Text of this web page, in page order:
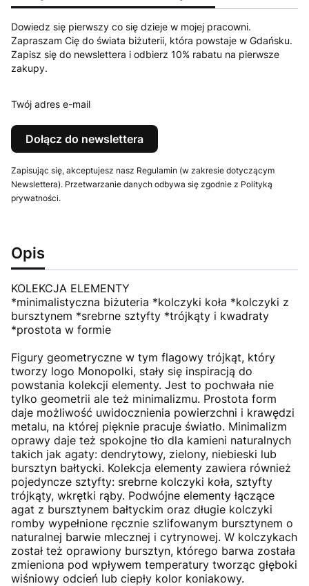
Dowiedz się pierwszy co się dzieje w mojej pracowni.
Zapraszam Cię do świata biżuterii, która powstaje w Gdańsku.
Zapisz się do newslettera i odbierz 10% rabatu na pierwsze
zakupy.
Twój adres e-mail
Dołącz do newslettera
Zapisując się, akceptujesz nasz Regulamin (w zakresie dotyczącym
Newslettera). Przetwarzanie danych odbywa się zgodnie z Polityką
prywatności.
Opis
KOLEKCJA ELEMENTY
*minimalistyczna biżuteria *kolczyki koła *kolczyki z
bursztynem *srebrne sztyfty *trójkąty i kwadraty
*prostota w formie
Figury geometryczne w tym flagowy trójkąt, który
tworzy logo Monopolki, stały się inspiracją do
powstania kolekcji elementy. Jest to pochwała nie
tylko geometrii ale też minimalizmu. Prostota form
daje możliwość uwidocznienia powierzchni i krawędzi
metalu, na której pięknie pracuje światło. Minimalizm
oprawy daje też spokojne tło dla kamieni naturalnych
takich jak agaty: dendrytowy, zielony, niebieski lub
bursztyn bałtycki. Kolekcja elementy zawiera również
pojedyncze sztyfty: srebrne kolczyki koła, sztyfty
trójkąty, wkrętki rąby. Podwójne elementy łączące
agat z bursztynem bałtyckim oraz długie kolczyki
romby wypełnione ręcznie szlifowanym bursztynem o
naturalnej barwie mlecznej i cytrynowej. W kolczykach
został też oprawiony bursztyn, którego barwa została
zmieniona pod wpływem temperatury tworząc głęboki
wiśniowy odcień lub ciepły kolor koniakowy.